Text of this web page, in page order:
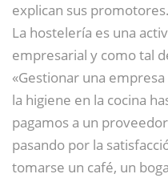
explican sus promotores.
La hostelería es una
empresarial y como tal
«Gestionar una
la higiene en la cocina
pagamos a un
pasando por la
tomarse un café, un